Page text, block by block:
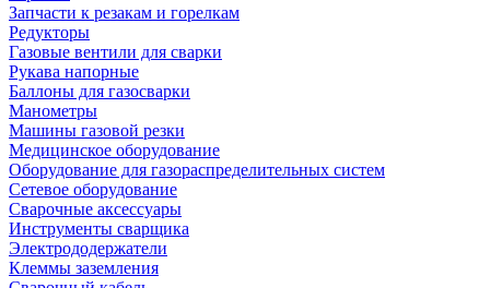
Запчасти к резакам и горелкам
Редукторы
Газовые вентили для сварки
Рукава напорные
Баллоны для газосварки
Манометры
Машины газовой резки
Медицинское оборудование
Оборудование для газораспределительных систем
Сетевое оборудование
Сварочные аксессуары
Инструменты сварщика
Электрододержатели
Клеммы заземления